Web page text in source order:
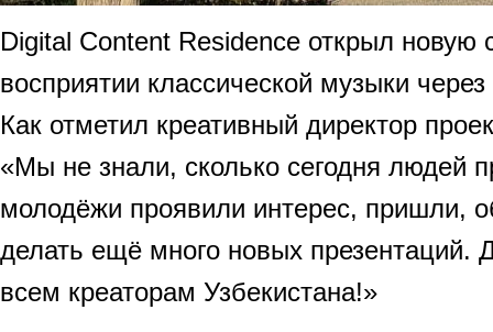
Digital Content Residence открыл новую
восприятии классической музыки
Как отметил креативный директор
«Мы не знали, сколько сегодня людей
молодёжи проявили интерес, пришли,
делать ещё много новых презентаций.
всем креаторам Узбекистана!»